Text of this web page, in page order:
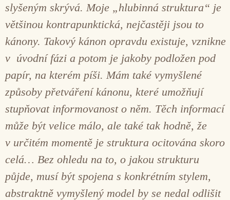
slyšeným skrývá. Moje „hlubinná struktura“ je
většinou kontrapunktická, nejčastěji jsou to
kánony. Takový kánon opravdu existuje, vznikne
v úvodní fázi a potom je jakoby podložen pod
papír, na kterém píši. Mám také vymyšlené
způsoby přetváření kánonu, které umožňují
stupňovat informovanost o něm. Těch informací
může být velice málo, ale také tak hodně, že
v určitém momentě je struktura ocitována skoro
celá… Bez ohledu na to, o jakou strukturu
půjde, musí být spojena s konkrétním stylem,
abstraktně vymyšlený model by se nedal odlišit